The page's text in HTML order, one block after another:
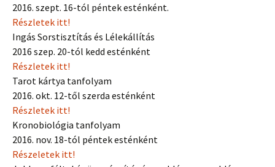
2016. szept. 16-tól péntek esténként.
Részletek itt!
Ingás Sorstisztítás és Lélekállítás
2016 szep. 20-tól kedd esténként
Részletek itt!
Tarot kártya tanfolyam
2016. okt. 12-től szerda esténként
Részletek itt!
Kronobiológia tanfolyam
2016. nov. 18-tól péntek esténként
Részeletek itt!